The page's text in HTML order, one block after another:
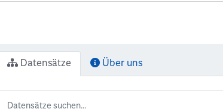
Datensätze Über uns